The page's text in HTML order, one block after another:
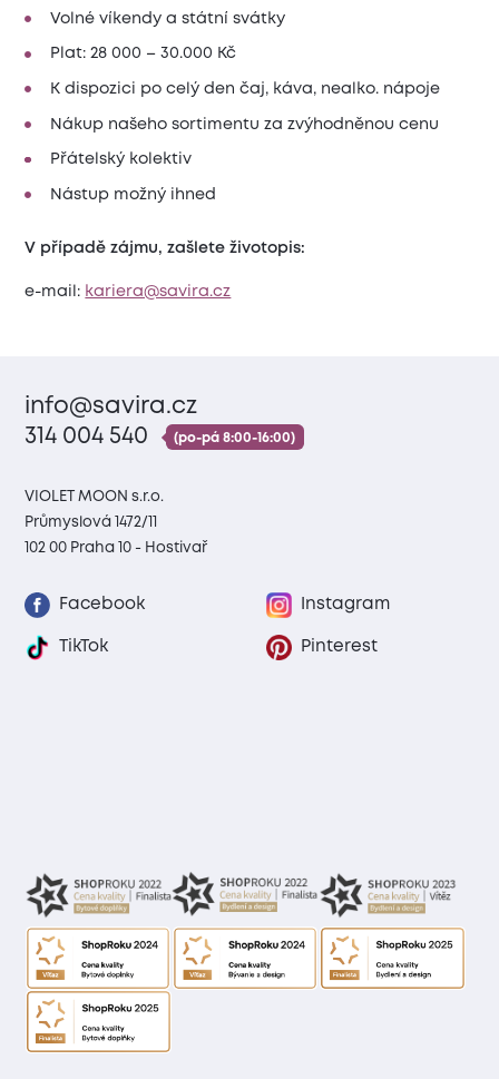
Volné víkendy a státní svátky
Plat: 28 000 – 30.000 Kč
K dispozici po celý den čaj, káva, nealko. nápoje
Nákup našeho sortimentu za zvýhodněnou cenu
Přátelský kolektiv
Nástup možný ihned
V případě zájmu, zašlete životopis:
e-mail: kariera@savira.cz
info@savira.cz
314 004 540
(po-pá 8:00-16:00)
VIOLET MOON s.r.o.
Průmyslová 1472/11
102 00 Praha 10 - Hostivař
Facebook Instagram
TikTok Pinterest